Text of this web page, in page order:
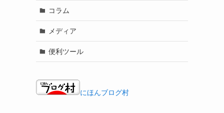
コラム
メディア
便利ツール
にほんブログ村